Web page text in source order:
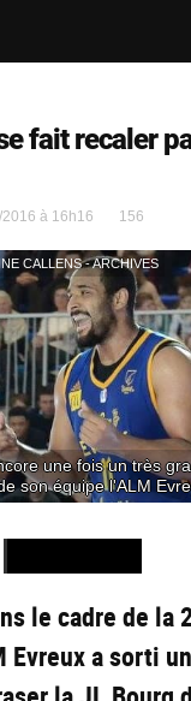
fait recaler
2016 à 16h16 156
CALLENS - ARCHIVES
une fois un très
son équipe l'ALM
le cadre de la
Evreux a sorti